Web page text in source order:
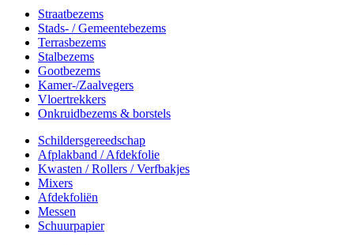
Straatbezems
Stads- / Gemeentebezems
Terrasbezems
Stalbezems
Gootbezems
Kamer-/Zaalvegers
Vloertrekkers
Onkruidbezems & borstels
Schildersgereedschap
Afplakband / Afdekfolie
Kwasten / Rollers / Verfbakjes
Mixers
Afdekfoliën
Messen
Schuurpapier